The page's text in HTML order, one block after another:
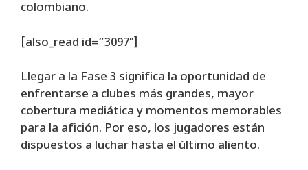
colombiano.
[also_read id=”3097″]
Llegar a la Fase 3 significa la oportunidad de
enfrentarse a clubes más grandes, mayor
cobertura mediática y momentos memorables
para la afición. Por eso, los jugadores están
dispuestos a luchar hasta el último aliento.